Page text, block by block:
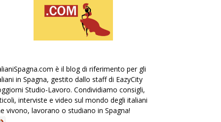
è il blog di riferimento per gli
in Spagna, gestito dallo staff di EazyCity
Studio-Lavoro. Condividiamo consigli,
interviste e video sul mondo degli italiani
vivono, lavorano o studiano in Spagna!